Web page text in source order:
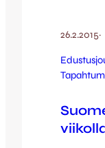
26.2.2015·